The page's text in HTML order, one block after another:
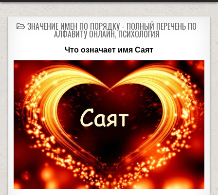
ЗНАЧЕНИЕ ИМЕН ПО ПОРЯДКУ - ПОЛНЫЙ ПЕРЕЧЕНЬ ПО
АЛФАВИТУ ОНЛАЙН,ПСИХОЛОГИЯ
Что означает имя Саят